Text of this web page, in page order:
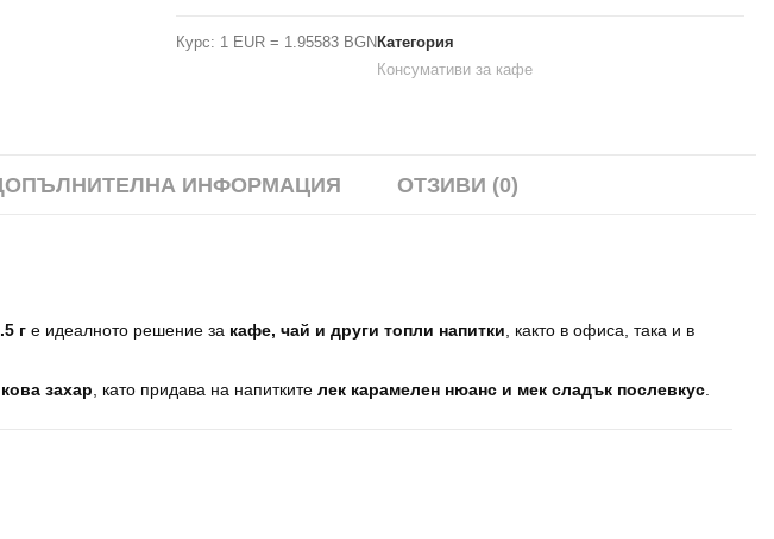
Курс: 1 EUR = 1.95583 BGN Категория
Консумативи за кафе
ИНФОРМАЦИЯ ОТЗИВИ (0)
ге идеалното решение за кафе, чай и други топли напитки , както в офиса, така и в
захар , като придава на напитките лек карамелен нюанс и мек сладък послевкус.